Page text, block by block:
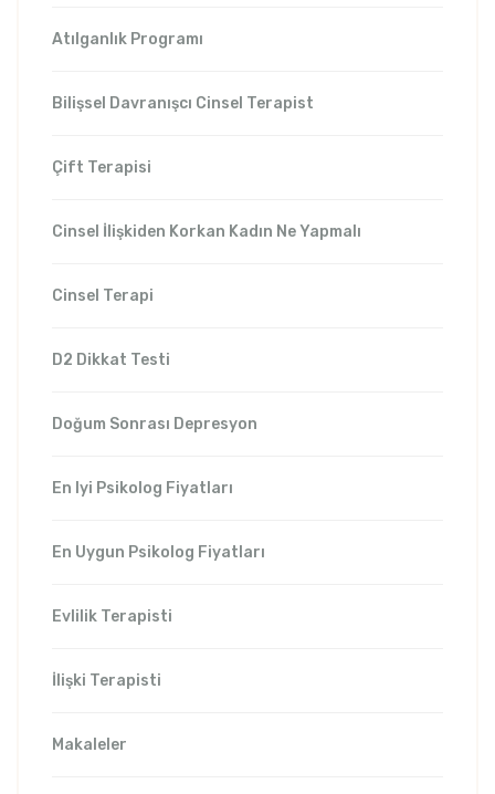
Atılganlık Programı
Bilişsel Davranışcı Cinsel Terapist
Çift Terapisi
Cinsel İlişkiden Korkan Kadın Ne Yapmalı
Cinsel Terapi
D2 Dikkat Testi
Doğum Sonrası Depresyon
En Iyi Psikolog Fiyatları
En Uygun Psikolog Fiyatları
Evlilik Terapisti
İlişki Terapisti
Makaleler